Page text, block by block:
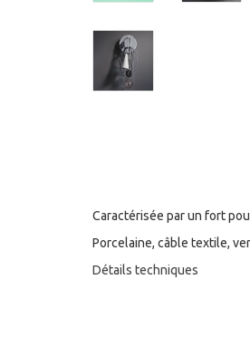
Caractérisée par un fort
Porcelaine, câble textile,
Détails techniques